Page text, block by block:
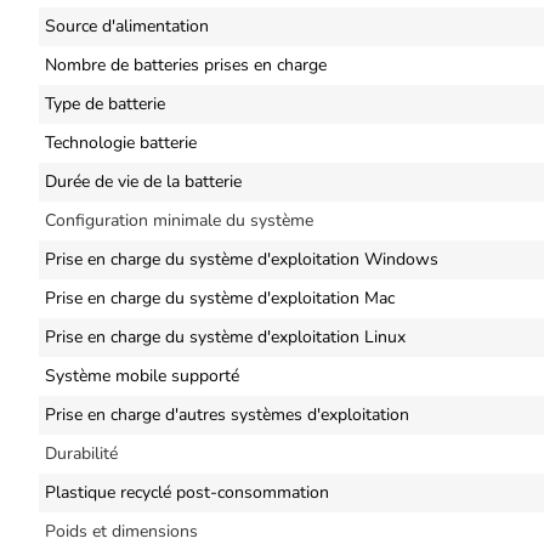
Source d'alimentation
Nombre de batteries prises en charge
Type de batterie
Technologie batterie
Durée de vie de la batterie
Configuration minimale du système
Prise en charge du système d'exploitation Windows
Prise en charge du système d'exploitation Mac
Prise en charge du système d'exploitation Linux
Système mobile supporté
Prise en charge d'autres systèmes d'exploitation
Durabilité
Plastique recyclé post-consommation
Poids et dimensions